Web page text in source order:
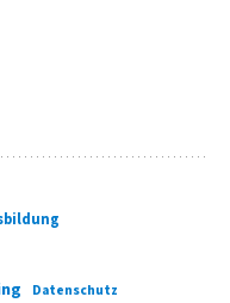
Datenschutz